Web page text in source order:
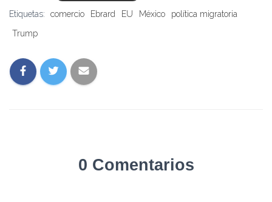
Etiquetas: comercio Ebrard EU México
política migratoria
Trump
0 Comentarios